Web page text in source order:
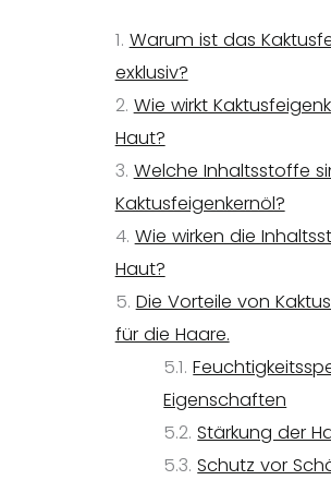
Warum ist das
exklusiv?
Wie wirkt
Haut?
Welche Inhaltsstoffe
Kaktusfeigenkernöl?
Wie wirken die
Haut?
Die Vorteile von
für die Haare.
Eigenschaften
Stärkung der
Schutz vor